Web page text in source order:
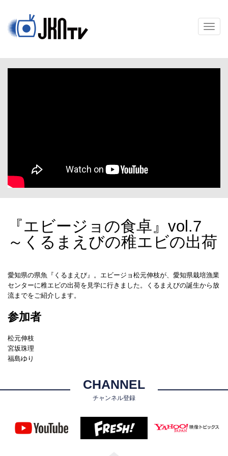
メ
ニ
ー
『エビージョの食卓』vol.7
～くるまえびの稚エビの出荷
愛知県の県魚『くるまえび』。エビージョ松元伸枝が、愛知県栽培漁業
センターに稚エビの出荷を見学に行きました。くるまえびの誕生から放
流までをご紹介します。
参加者
松元伸枝
宮坂珠理
福島ゆり
CHANNEL
チャンネル登録